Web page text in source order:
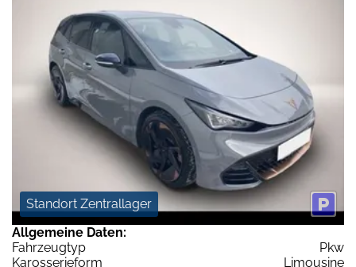
Standort Zentrallager
Allgemeine Daten:
Fahrzeugtyp
Pkw
Karosserieform
Limousine